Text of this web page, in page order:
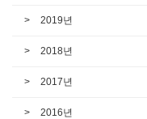
2019년
2018년
2017년
2016년